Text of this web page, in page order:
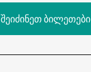
შეიძინეთ ბილეთები